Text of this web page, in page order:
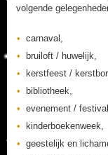
volgende
carnaval,
bruiloft / huwelijk,
kerstfeest /
bibliotheek,
evenement /
kinderboekenweek,
geestelijk en